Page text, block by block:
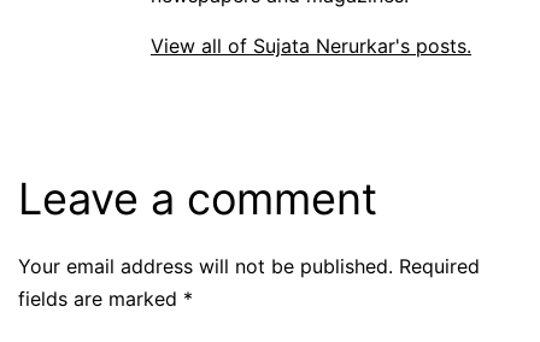
View all of Sujata Nerurkar's posts.
Leave a comment
Your email address will not be published. Required
fields are marked *